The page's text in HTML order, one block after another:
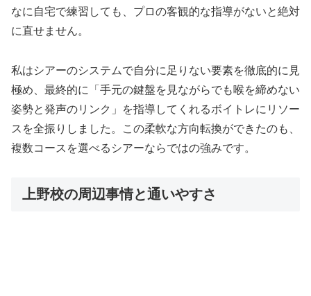
なに自宅で練習しても、プロの客観的な指導がないと絶対
に直せません。
私はシアーのシステムで自分に足りない要素を徹底的に見
極め、最終的に「手元の鍵盤を見ながらでも喉を締めない
姿勢と発声のリンク」を指導してくれるボイトレにリソー
スを全振りしました。この柔軟な方向転換ができたのも、
複数コースを選べるシアーならではの強みです。
上野校の周辺事情と通いやすさ